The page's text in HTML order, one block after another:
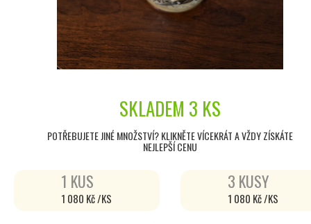
SKLADEM 3 KS
POTŘEBUJETE JINÉ MNOŽSTVÍ? KLIKNĚTE VÍCEKRÁT A VŽDY ZÍSKÁTE
NEJLEPŠÍ CENU
1 KUS
1 080 Kč /KS
3 KUSY
1 080 Kč /KS